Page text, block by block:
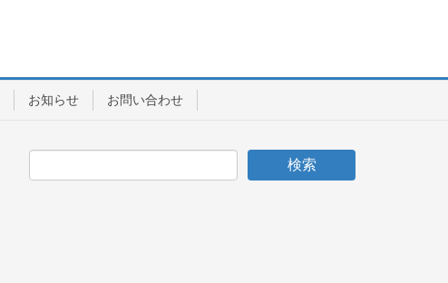
お知らせ お問い合わせ